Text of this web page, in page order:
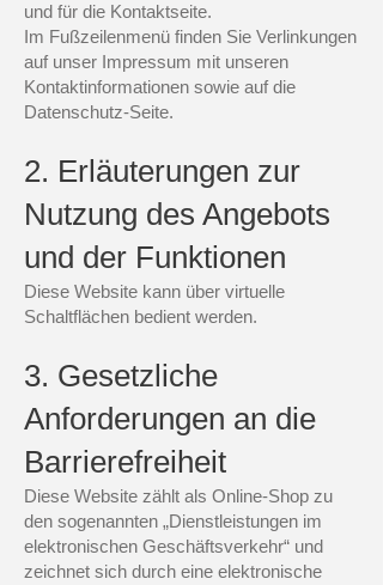
und für die Kontaktseite.
Im Fußzeilenmenü finden Sie Verlinkungen
auf unser Impressum mit unseren
Kontaktinformationen sowie auf die
Datenschutz-Seite.
2. Erläuterungen zur
Nutzung des Angebots
und der Funktionen
Diese Website kann über virtuelle
Schaltflächen bedient werden.
3. Gesetzliche
Anforderungen an die
Barrierefreiheit
Diese Website zählt als Online-Shop zu
den sogenannten „Dienstleistungen im
elektronischen Geschäftsverkehr“ und
zeichnet sich durch eine elektronische